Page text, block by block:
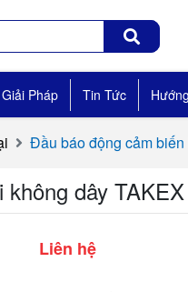
Giải Pháp Tin Tức
Đầu báo động cảm
dây
Liên hệ